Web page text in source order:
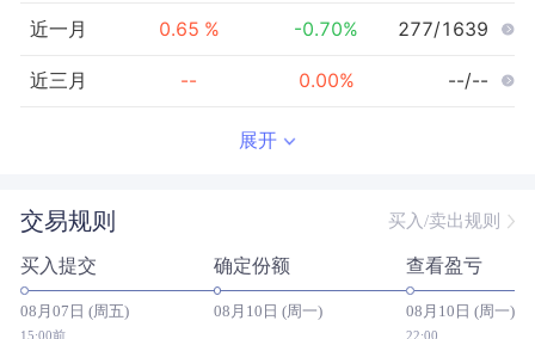
近一月 0.65 % -0.70% 277/1639
近三月 -- 0.00% --/--
近三年 --/--
近五年 -- 0.00% --/--
展开
交易规则 买入/卖出规则
买入提交
08月07日 (周五)
15:00前
确定份额
08月10日 (周一)
查看盈亏
08月10日 (周一)
22:00